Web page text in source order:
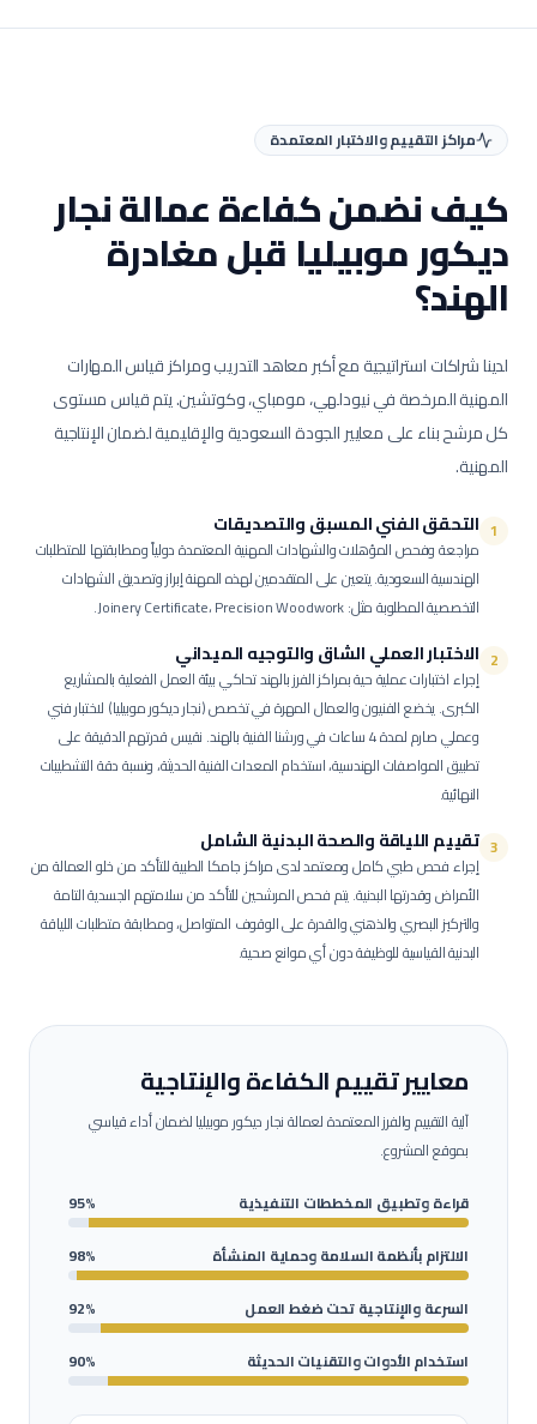
مراكز التقييم والاختبار المعتمدة
كيف نضمن كفاءة عمالةنجار
ديكور موبيلياقبل مغادرة
الهند؟
لدينا شراكات استراتيجية مع أكبر معاهد التدريب ومراكز قياس المهارات
المهنية المرخصة في نيودلهي، مومباي، وكوتشين. يتم قياس مستوى
كل مرشح بناء على معايير الجودة السعودية والإقليمية لضمان الإنتاجية
المهنية.
1 التحقق الفني المسبق والتصديقات
مراجعة وفحص المؤهلات والشهادات المهنية المعتمدة دولياً ومطابقتها للمتطلبات
الهندسية السعودية.يتعين على المتقدمين لهذه المهنة إبراز وتصديق الشهادات
التخصصية المطلوبة مثل: Joinery Certificate، Precision Woodwork.
2 الاختبار العملي الشاق والتوجيه الميداني
إجراء اختبارات عملية حية بمراكز الفرز بالهند تحاكي بيئة العمل الفعلية بالمشاريع
الكبرى.يخضع الفنيون والعمال المهرة في تخصص (نجار ديكور موبيليا) لاختبار فني
وعملي صارم لمدة 4 ساعات في ورشنا الفنية بالهند. نقيس قدرتهم الدقيقة على
تطبيق المواصفات الهندسية، استخدام المعدات الفنية الحديثة، ونسبة دقة التشطيبات
النهائية.
3 تقييم اللياقة والصحة البدنية الشامل
إجراء فحص طبي كامل ومعتمد لدى مراكز جامكا الطبية للتأكد من خلو العمالة من
الأمراض وقدرتها البدنية.يتم فحص المرشحين للتأكد من سلامتهم الجسدية التامة
والتركيز البصري والذهني والقدرة على الوقوف المتواصل، ومطابقة متطلبات اللياقة
البدنية القياسية للوظيفة دون أي موانع صحية.
معايير تقييم الكفاءة والإنتاجية
آلية التقييم والفرز المعتمدة لعمالةنجار ديكور موبيليالضمان أداء قياسي
بموقع المشروع.
قراءة وتطبيق المخططات التنفيذية
95%
الالتزام بأنظمة السلامة وحماية المنشأة
98%
السرعة والإنتاجية تحت ضغط العمل
92%
استخدام الأدوات والتقنيات الحديثة
90%